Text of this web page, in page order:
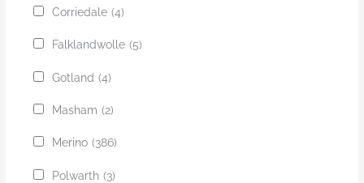
Corriedale (4)
Falklandwolle (5)
Gotland (4)
Masham (2)
Merino (386)
Polwarth (3)